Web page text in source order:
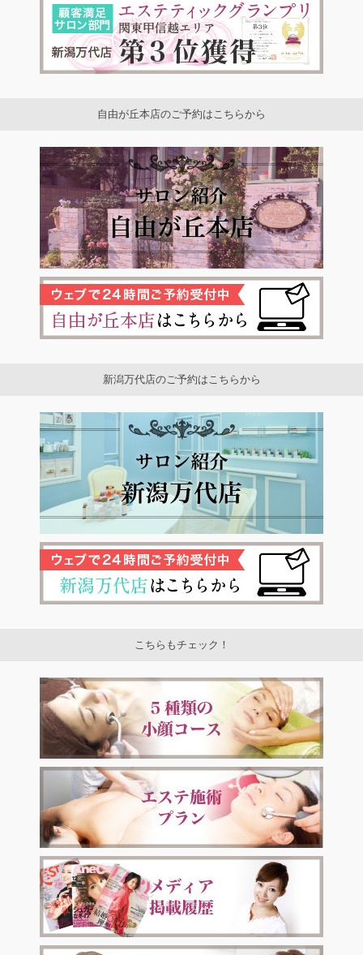
自由が丘本店のご予約はこちらから
新潟万代店のご予約はこちらから
こちらもチェック！